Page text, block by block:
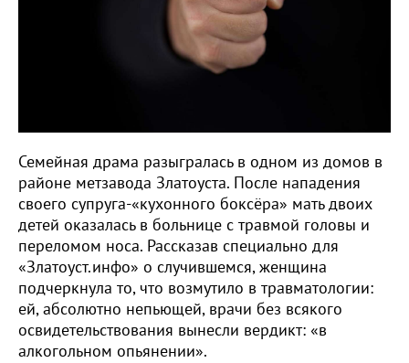
Семейная драма разыгралась в одном из домов в
районе метзавода Златоуста. После нападения
своего супруга-«кухонного боксёра» мать двоих
детей оказалась в больнице с травмой головы и
переломом носа. Рассказав специально для
«Златоуст.инфо» о случившемся, женщина
подчеркнула то, что возмутило в травматологии:
ей, абсолютно непьющей, врачи без всякого
освидетельствования вынесли вердикт: «в
алкогольном опьянении».